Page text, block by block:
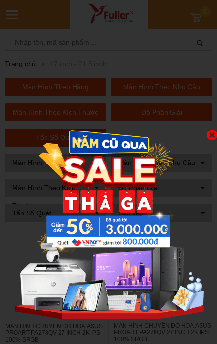
0
Trang chủ
Màn Hình Theo Hãng Màn Hình Theo Nhu Cầu
Màn Hình Theo Kích Thước Độ Phân Giải
Tẩn Số Quét
Màn Hình Theo Hãng Màn Hình Theo Nhu Cầu
Màn Hình Theo Kích
Thước
Độ Phân Giải
Tẩn Số Quét Sắp xếp
MÀN HÌNH CHUYÊN ĐỒ HỌA ASUS
PROART PA278QV 27 INCH 2K IPS
100% SRGB
MÀN HÌNH CHUYÊN ĐỒ HỌA ASUS
PROART PA278QV 27 INCH 2K IPS
100% SRGB